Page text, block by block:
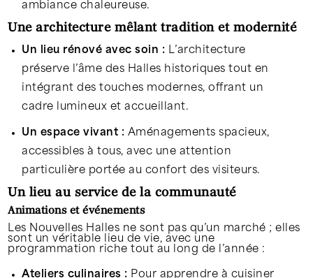
ambiance chaleureuse.
Une architecture mêlant tradition et modernité
Un lieu rénové avec soin : L’architecture
préserve l’âme des Halles historiques tout en
intégrant des touches modernes, offrant un
cadre lumineux et accueillant.
Un espace vivant : Aménagements spacieux,
accessibles à tous, avec une attention
particulière portée au confort des visiteurs.
Un lieu au service de la communauté
Animations et événements
Les Nouvelles Halles ne sont pas qu’un marché ; elles
sont un véritable lieu de vie, avec une
programmation riche tout au long de l’année :
Ateliers culinaires : Pour apprendre à cuisiner